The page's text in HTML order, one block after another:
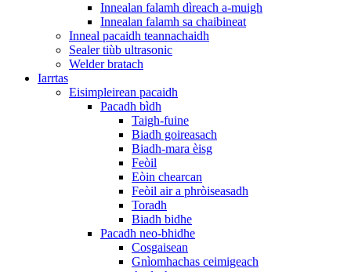
Innealan falamh dìreach a-muigh
Innealan falamh sa chaibineat
Inneal pacaidh teannachaidh
Sealer tiùb ultrasonic
Welder bratach
Iarrtas
Eisimpleirean pacaidh
Pacadh bìdh
Taigh-fuine
Biadh goireasach
Biadh-mara èisg
Feòil
Eòin chearcan
Feòil air a phròiseasadh
Toradh
Biadh bidhe
Pacadh neo-bhidhe
Cosgaisean
Gnìomhachas ceimigeach